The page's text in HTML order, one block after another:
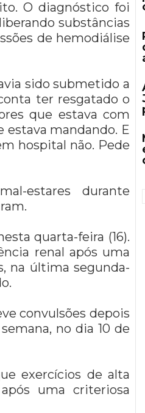
O diagnóstico foi
substâncias
de hemodiálise
sido submetido a
ter resgatado o
que estava com
estava mandando. E
hospital não. Pede
estares durante
quarta-feira (16).
renal após uma
na última segunda-
convulsões depois
no dia 10 de
exercícios de alta
uma criteriosa